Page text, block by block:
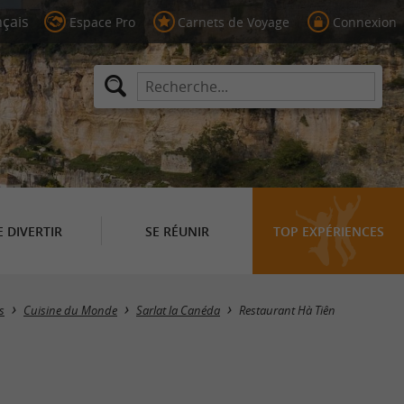
Espace Pro Carnets de Voyage Connexion
DIVERTIR SE RÉUNIR TOP EXPÉRIENCES
Cuisine du Monde Sarlat la Canéda Restaurant Hà Tiên